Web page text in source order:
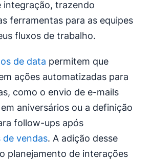
integração, trazendo
ferramentas para as equipes
fluxos de trabalho.
de data permitem que
ações automatizadas para
como o envio de e-mails
aniversários ou a definição
follow-ups após
vendas. A adição desse
planejamento de interações